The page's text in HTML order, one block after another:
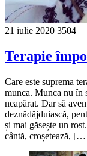
21 iulie 2020 3504
Terapie
Care este suprema
munca. Munca nu în
neapărat. Dar să
deznădăjduiască,
și mai găsește un
cântă, croșetează,